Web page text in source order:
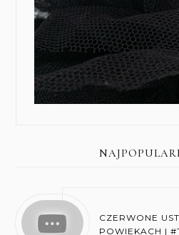
CZERWONE
POWIEKACH |